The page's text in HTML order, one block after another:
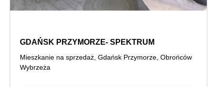
GDAŃSK PRZYMORZE- SPEKTRUM
Mieszkanie na sprzedaż, Gdańsk Przymorze, Obrońców
Wybrzeża